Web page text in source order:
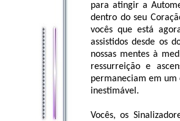
para atingir a
dentro do seu
vocês que está
assistidos desde os
nossas mentes à
ressurreição e
permaneciam em um
inestimável.
Vocês, os